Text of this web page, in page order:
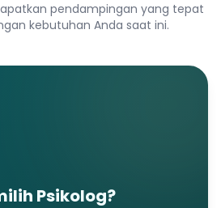
pendampingan yang tepat
kebutuhan Anda saat ini.
Psikolog?